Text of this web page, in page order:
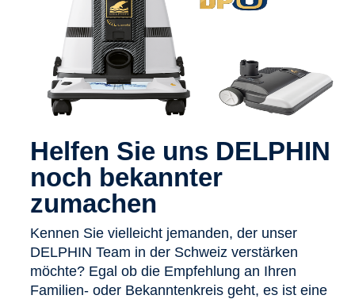
Helfen Sie uns DELPHIN
noch bekannter
zumachen
Kennen Sie vielleicht jemanden, der unser
DELPHIN Team in der Schweiz verstärken
möchte? Egal ob die Empfehlung an Ihren
Familien- oder Bekanntenkreis geht, es ist eine